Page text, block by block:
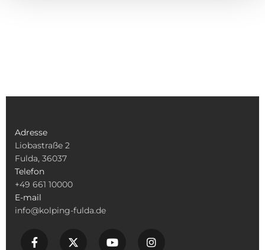
Adresse
Liobastraße 2
Fulda, 36037
Telefon
+49 661 10000
E-mail
info@kolping-fulda.de